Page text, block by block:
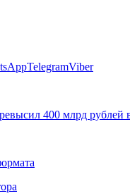
TelegramViber
400 млрд рублей